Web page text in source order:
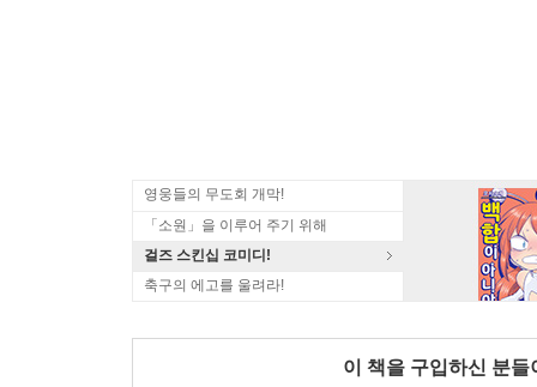
영웅들의 무도회 개막!
「소원」을 이루어 주기 위해
걸즈 스킨십 코미디!
축구의 에고를 울려라!
이 책을 구입하신 분